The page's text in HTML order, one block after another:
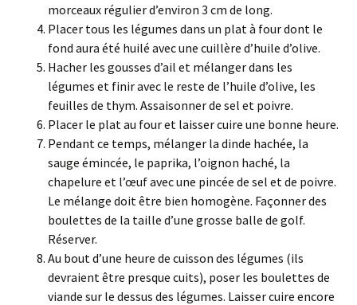
morceaux régulier d’environ 3 cm de long.
Placer tous les légumes dans un plat à four dont le
fond aura été huilé avec une cuillère d’huile d’olive.
Hacher les gousses d’ail et mélanger dans les
légumes et finir avec le reste de l’huile d’olive, les
feuilles de thym. Assaisonner de sel et poivre.
Placer le plat au four et laisser cuire une bonne heure.
Pendant ce temps, mélanger la dinde hachée, la
sauge émincée, le paprika, l’oignon haché, la
chapelure et l’œuf avec une pincée de sel et de poivre.
Le mélange doit être bien homogène. Façonner des
boulettes de la taille d’une grosse balle de golf.
Réserver.
Au bout d’une heure de cuisson des légumes (ils
devraient être presque cuits), poser les boulettes de
viande sur le dessus des légumes. Laisser cuire encore